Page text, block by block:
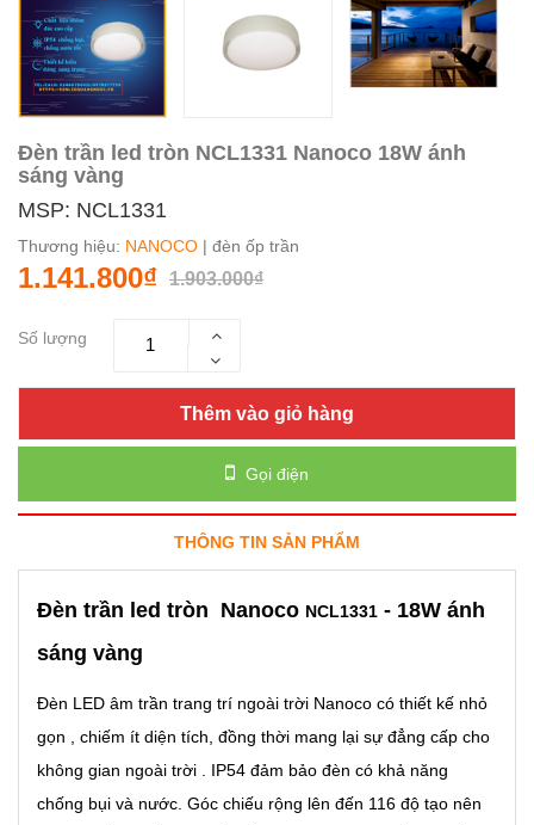
Đèn trần led tròn NCL1331 Nanoco 18W ánh
sáng vàng
MSP: NCL1331
Thương hiệu: NANOCO | đèn ốp trần
1.141.800₫ 1.903.000₫
Số lượng
Thêm vào giỏ hàng
Gọi điện
THÔNG TIN SẢN PHẨM
Đèn trần led tròn Nanoco NCL1331 - 18W ánh
sáng vàng
Đèn LED âm trần trang trí ngoài trời Nanoco có thiết kế nhỏ
gọn , chiếm ít diện tích, đồng thời mang lại sự đẳng cấp cho
không gian ngoài trời . IP54 đảm bảo đèn có khả năng
chống bụi và nước. Góc chiếu rộng lên đến 116 độ tạo nên